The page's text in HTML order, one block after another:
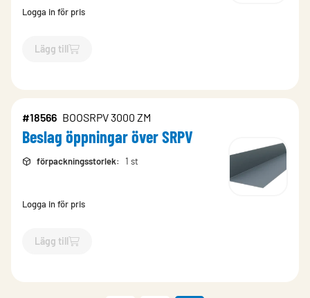
Logga in för pris
Lägg till
`$Lägg till
#18566 BOOSRPV 3000 ZM
Beslag öppningar över SRPV
förpackningsstorlek: 1 st
Logga in för pris
Lägg till
`$Lägg till